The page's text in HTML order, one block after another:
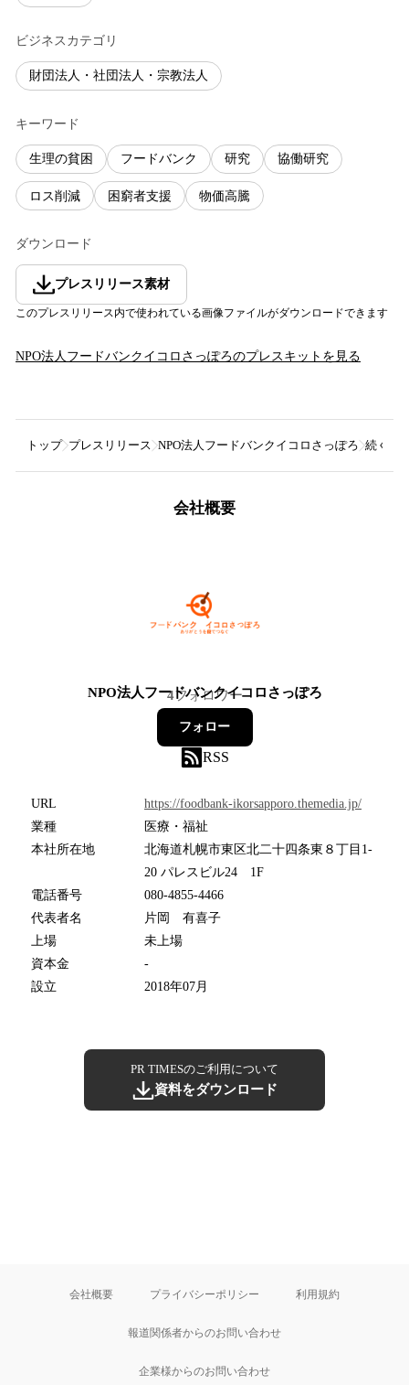
ビジネスカテゴリ
財団法人・社団法人・宗教法人
キーワード
生理の貧困 フードバンク 研究 協働研究
ロス削減 困窮者支援 物価高騰
ダウンロード
プレスリリース素材
このプレスリリース内で使われている画像ファイルがダウンロードできます
NPO法人フードバンクイコロさっぽろのプレスキットを見る
トップ プレスリリース NPO法人フードバンクイコロさっぽろ 続く物
会社概要
NPO法人フードバンクイコロさっぽろ
4フォロワー
フォロー
RSS
URL
https://foodbank-ikorsapporo.themedia.jp/
業種
医療・福祉
本社所在地
北海道札幌市東区北二十四条東８丁目1-
20 パレスビル24 1F
電話番号
080-4855-4466
代表者名
片岡 有喜子
上場
未上場
資本金
-
設立
2018年07月
PR TIMESのご利用について
資料をダウンロード
会社概要 プライバシーポリシー 利用規約
報道関係者からのお問い合わせ
企業様からのお問い合わせ